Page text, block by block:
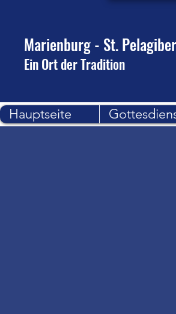
Marienburg - St.
Ein Ort der Tradition
Hauptseite